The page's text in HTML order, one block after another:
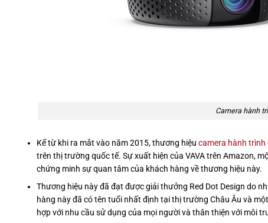
Camera hành
Kể từ khi ra mắt vào năm 2015, thương hiệu camera hành trình
trên thị trường quốc tế. Sự xuất hiện của VAVA trên Amazon,
chứng minh sự quan tâm của khách hàng về thương hiệu này.
Thương hiệu này đã đạt được giải thưởng Red Dot Design do
hàng này đã có tên tuổi nhất định tại thị trường Châu Âu và
hợp với nhu cầu sử dụng của mọi người và thân thiện với môi